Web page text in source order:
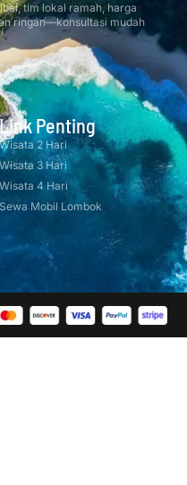
tim lokal ramah, harga
ringan—konsultasi mudah
Link Penting
Wisata 2 Hari
Wisata 3 Hari
Wisata 4 Hari
Sewa Mobil Lombok